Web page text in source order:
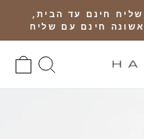
חינם עד הבית,
חיפוש